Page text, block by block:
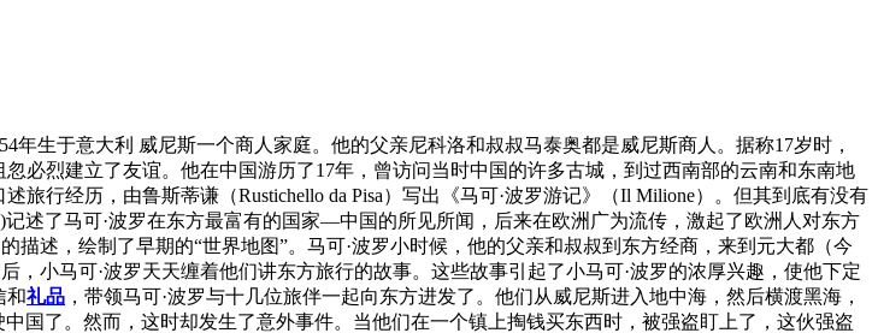
年生于意大利 威尼斯一个商人家庭。他的父亲尼科洛和叔叔马泰奥都是威尼斯商人。据称17岁时，
必烈建立了友谊。他在中国游历了17年，曾访问当时中国的许多古城，到过西南部的云南和东南地
行经历，由鲁斯蒂谦（Rustichello da Pisa）写出《马可·波罗游记》（Il Milione）。但其到底有没有
述了马可·波罗在东方最富有的国家—中国的所见所闻，后来在欧洲广为流传，激起了欧洲人对东方
述，绘制了早期的“世界地图”。马可·波罗小时候，他的父亲和叔叔到东方经商，来到元大都（今
小马可·波罗天天缠着他们讲东方旅行的故事。这些故事引起了小马可·波罗的浓厚兴趣，使他下定
和礼品 ，带领马可·波罗与十几位旅伴一起向东方进发了。他们从威尼斯进入地中海，然后横渡黑海，
国了。然而，这时却发生了意外事件。当他们在一个镇上掏钱买东西时，被强盗盯上了，这伙强盗